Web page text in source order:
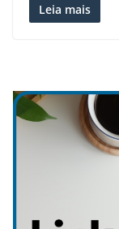
Leia mais